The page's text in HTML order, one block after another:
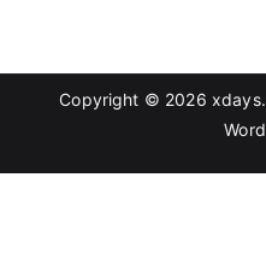
Copyright © 2026